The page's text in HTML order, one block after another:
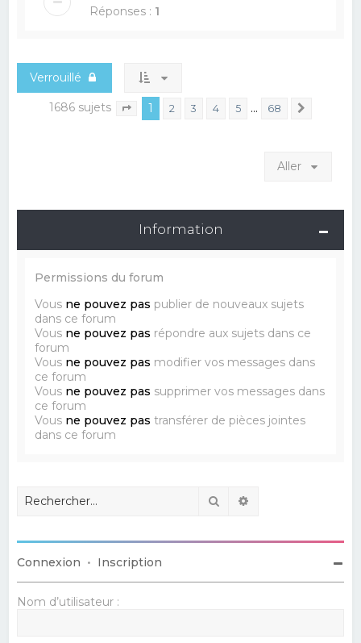
Réponses : 1
Verrouillé
1686 sujets Page sur 68
1 2 3 4 5 … 68
Aller
Information
Permissions du forum
Vous ne pouvez pas publier de nouveaux sujets
dans ce forum
Vous ne pouvez pas répondre aux sujets dans ce
forum
Vous ne pouvez pas modifier vos messages dans
ce forum
Vous ne pouvez pas supprimer vos messages dans
ce forum
Vous ne pouvez pas transférer de pièces jointes
dans ce forum
Rechercher
Connexion • Inscription
Nom d’utilisateur :